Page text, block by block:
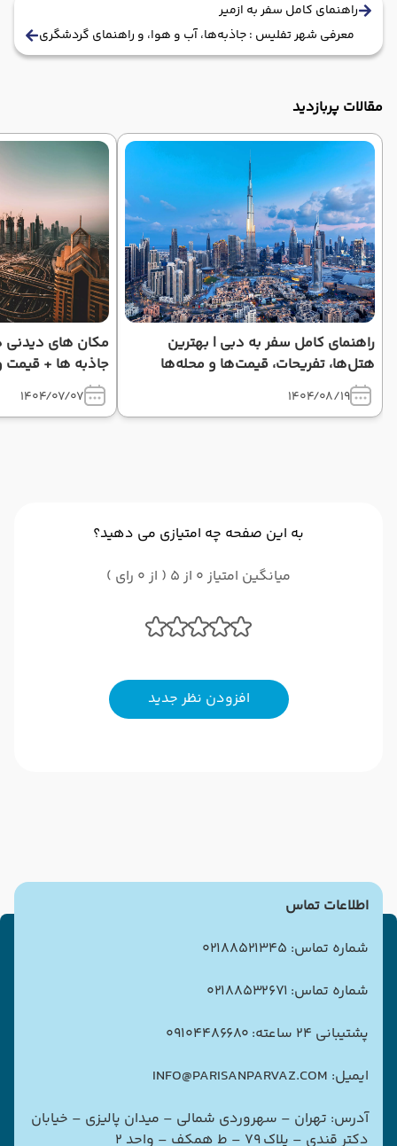
راهنمای کامل سفر به ازمیر
معرفی شهر تفلیس : جاذبه‌ها، آب و هوا، و راهنمای گردشگری
مقالات پربازدید
راهنمای کامل سفر به دبی | بهترین
هتل‌ها، تفریحات، قیمت‌ها و محله‌ها
1404/08/19
مکان های دیدنی
جاذبه ها +
1404/07/07
به این صفحه چه امتیازی می دهید؟
میانگین امتیاز 0 از 5 ( از 0 رای )
افزودن نظر جدید
اطلاعات تماس
شماره تماس: 02188521345
شماره تماس: 02188532671
پشتیبانی 24 ساعته: 09104486680
ایمیل: INFO@PARISANPARVAZ.COM
آدرس: تهران – سهروردی شمالی – میدان پالیزی – خیابان
دکتر قندی – پلاک ۷۹ – ط همکف – واحد ۲